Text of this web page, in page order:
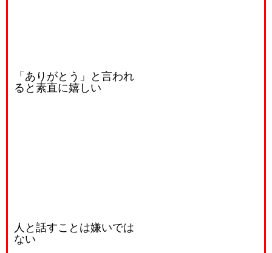
「ありがとう」と言われ
ると素直に嬉しい
人と話すことは嫌いでは
ない